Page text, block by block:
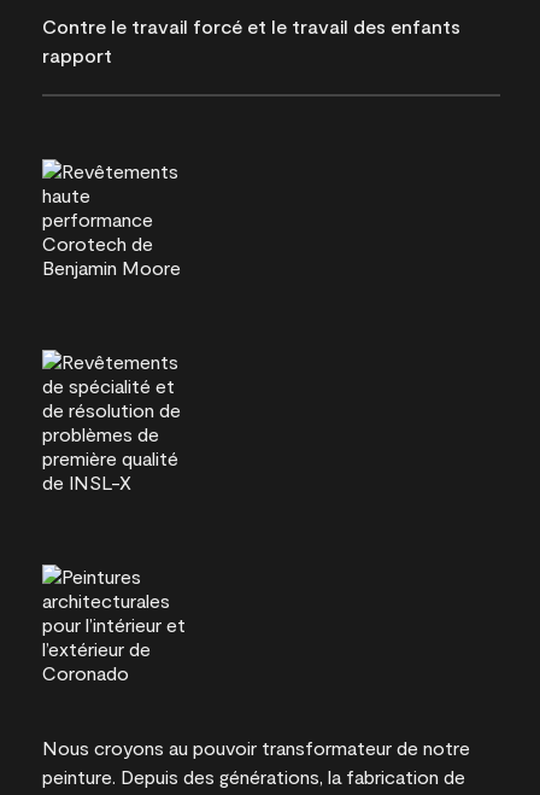
Contre le travail forcé et le travail des enfants
rapport
Nous croyons au pouvoir transformateur de notre
peinture. Depuis des générations, la fabrication de